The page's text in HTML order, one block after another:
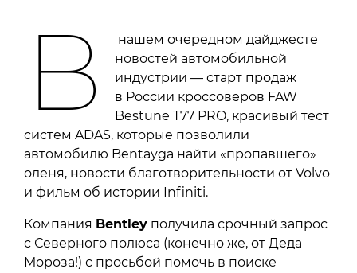
В
нашем очередном дайджесте
новостей автомобильной
индустрии — старт продаж
в России кроссоверов FAW
Bestune T77 PRO, красивый тест
систем ADAS, которые позволили
автомобилю Bentayga найти «пропавшего»
оленя, новости благотворительности от Volvo
и фильм об истории Infiniti.
Компания Bentley получила срочный запрос
с Северного полюса (конечно же, от Деда
Мороза!) с просьбой помочь в поиске